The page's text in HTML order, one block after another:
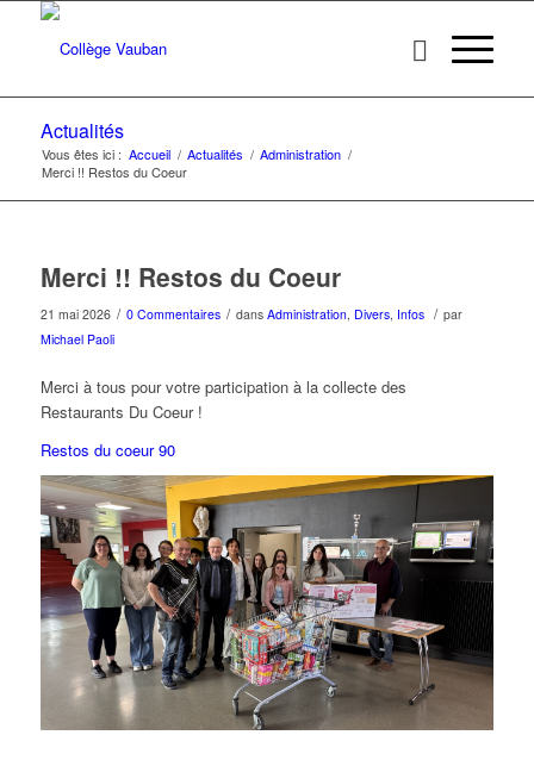
Actualités
Vous êtes ici : Accueil / Actualités / Administration /
Merci !! Restos du Coeur
Merci !! Restos du Coeur
21 mai 2026 / 0 Commentaires / dans Administration, Divers, Infos / par
Michael Paoli
Merci à tous pour votre participation à la collecte des
Restaurants Du Coeur !
Restos du coeur 90